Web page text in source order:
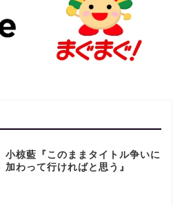
小椋藍『このままタイトル争いに
加わって行ければと思う』